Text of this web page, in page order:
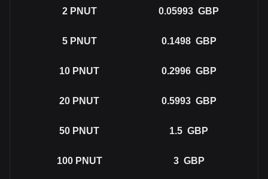
2 PNUT 0.05993 GBP
5 PNUT 0.1498 GBP
10 PNUT 0.2996 GBP
20 PNUT 0.5993 GBP
50 PNUT 1.5 GBP
100 PNUT 3 GBP